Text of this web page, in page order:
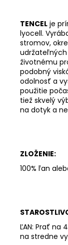
TENCEL je
lyocell.
stromov,
udržateľných
životnému
podobný
odolnosť a
použitie
tiež skvelý
na dotyk a
ZLOŽENIE:
100% ľan
ĽAN: Prať na
na stredne